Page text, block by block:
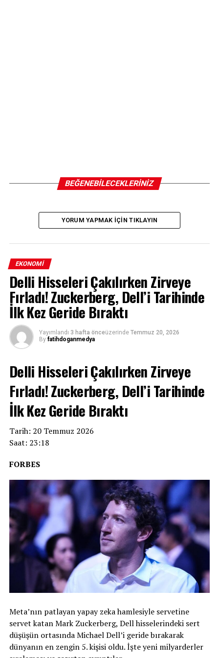
BEĞENEBILECEKLERINIZ
YORUM YAPMAK IÇIN TIKLAYIN
EKONOMI
Delli Hisseleri Çakılırken Zirveye
Fırladı! Zuckerberg, Dell’i Tarihinde
İlk Kez Geride Bıraktı
Yayımlandı 3 hafta önceüzerinde Temmuz 20, 2026
By fatihdoganmedya
Delli Hisseleri Çakılırken Zirveye
Fırladı! Zuckerberg, Dell’i Tarihinde
İlk Kez Geride Bıraktı
Tarih: 20 Temmuz 2026
Saat: 23:18
FORBES
Meta’nın patlayan yapay zeka hamlesiyle servetine
servet katan Mark Zuckerberg, Dell hisselerindeki sert
düşüşün ortasında Michael Dell’i geride bırakarak
dünyanın en zengin 5. kişisi oldu. İşte yeni milyarderler